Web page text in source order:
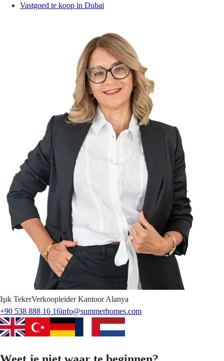
Vastgoed te koop in Dubai
Işık TekerVerkoopleider Kantoor Alanya
+90 538 888 16 16info@summerhomes.com